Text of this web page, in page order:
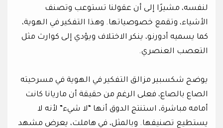
لنفسه، مشيرًا إلى أن عقولنا تستوعب وتصنف
الأشياء، وتقمع خصوصياتها. وهذا التفكير في الهوية،
كما يسميه أدورنو، ينكر الاختلاف ويؤدي إلى كوارث مثل
التعصب العنصري.
يوضح شكسبير مزالق التفكير في الهوية في مسرحيته
الصاع بالصاع، فعلى الرغم من حقيقة أن ماريانا كانت
أمامه مباشرة، استنتج الدوق أنها “لا شيء” لأنه لا
يستطيع تصنيفها. وبالمثل، في هاملت، يعرض مشهد